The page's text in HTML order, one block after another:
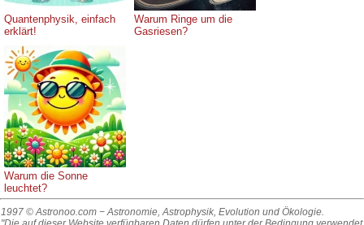
Quantenphysik, einfach
erklärt!
Warum Ringe um die
Gasriesen?
Warum die Sonne
leuchtet?
1997 © Astronoo.com − Astronomie, Astrophysik, Evolution und Ökologie.